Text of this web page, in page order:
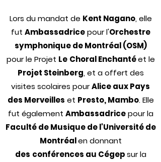
Lors du mandat de Kent Nagano, elle
fut Ambassadricepour l'Orchestre
symphonique de Montréal (OSM)
pour le Projet Le Choral Enchantéet le
Projet Steinberg, et a offert des
visites scolaires pourAlice aux Pays
des Merveilles et Presto, Mambo. Elle
fut également Ambassadricepour la
Faculté de Musique del'Université de
Montréalen donnant
des conférences au Cégepsur la